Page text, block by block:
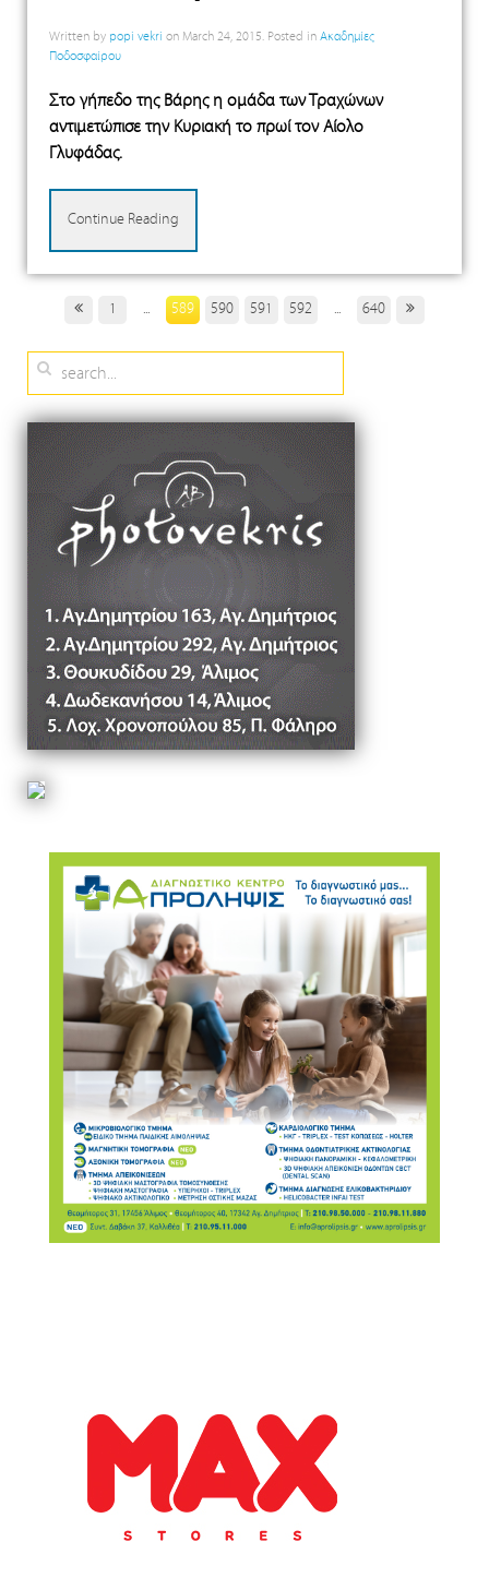
Written by popi vekri on March 24, 2015. Posted in Ακαδημίες
Ποδοσφαίρου
Στο γήπεδο της Βάρης η ομάδα των Τραχώνων
αντιμετώπισε την Κυριακή το πρωί τον Αίολο
Γλυφάδας.
Continue Reading
1 ... 589 590 591 592 ... 640